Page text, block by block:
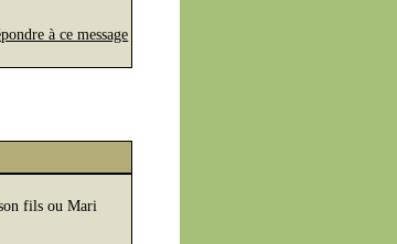
à ce message
fils ou Mari